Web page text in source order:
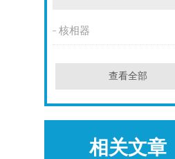
核相器
查看全部
相关文章